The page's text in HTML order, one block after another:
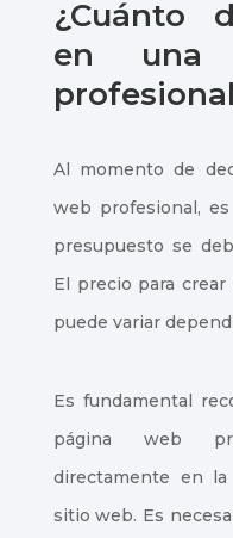
¿Cuánto
en una
Al momento de
web profesional,
presupuesto se
El precio para
puede variar
Es fundamental
página web
directamente en la
sitio web. Es